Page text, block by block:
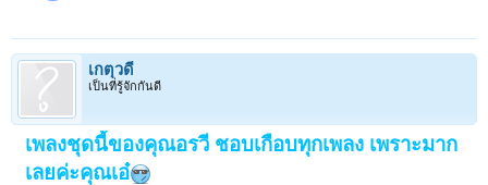
เกตุวดี
เป็นที่รู้จักกันดี
เพลงชุดนี้ของคุณอรวี ชอบเกือบทุกเพลง เพราะมาก
เลยค่ะคุณเอ๋